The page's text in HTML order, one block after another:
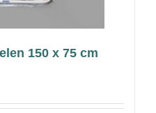
150 x 75 cm